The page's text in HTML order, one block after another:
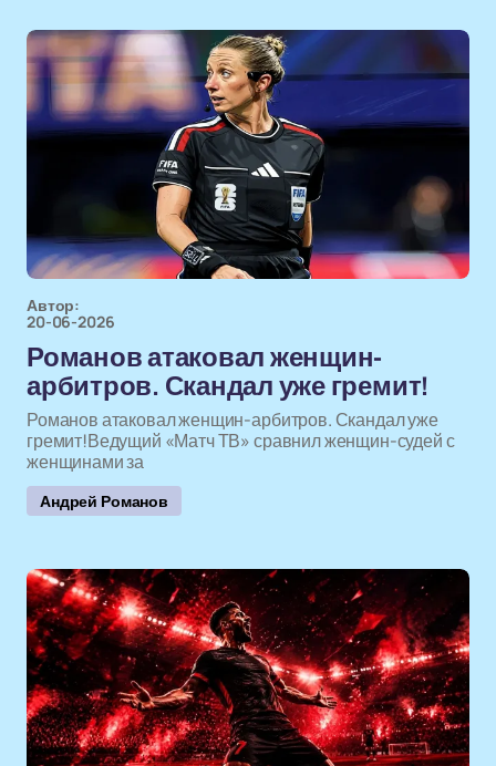
Автор:
20-06-2026
Романов атаковал женщин-
арбитров. Скандал уже гремит!
Романов атаковал женщин-арбитров. Скандал уже
гремит!Ведущий «Матч ТВ» сравнил женщин-судей с
женщинами за
Андрей Романов